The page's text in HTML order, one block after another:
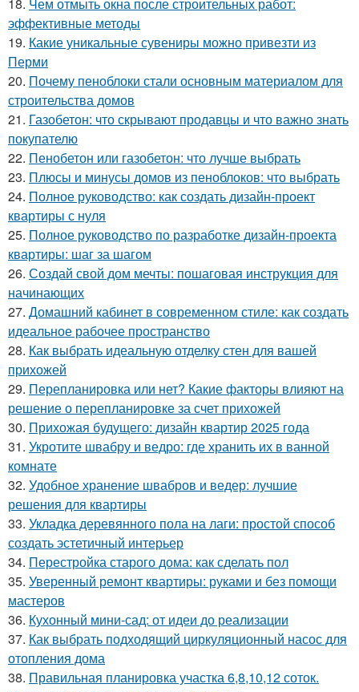
18. Чем отмыть окна после строительных работ:
эффективные методы
19. Какие уникальные сувениры можно привезти из
Перми
20. Почему пеноблоки стали основным материалом для
строительства домов
21. Газобетон: что скрывают продавцы и что важно знать
покупателю
22. Пенобетон или газобетон: что лучше выбрать
23. Плюсы и минусы домов из пеноблоков: что выбрать
24. Полное руководство: как создать дизайн-проект
квартиры с нуля
25. Полное руководство по разработке дизайн-проекта
квартиры: шаг за шагом
26. Создай свой дом мечты: пошаговая инструкция для
начинающих
27. Домашний кабинет в современном стиле: как создать
идеальное рабочее пространство
28. Как выбрать идеальную отделку стен для вашей
прихожей
29. Перепланировка или нет? Какие факторы влияют на
решение о перепланировке за счет прихожей
30. Прихожая будущего: дизайн квартир 2025 года
31. Укротите швабру и ведро: где хранить их в ванной
комнате
32. Удобное хранение швабров и ведер: лучшие
решения для квартиры
33. Укладка деревянного пола на лаги: простой способ
создать эстетичный интерьер
34. Перестройка старого дома: как сделать пол
35. Уверенный ремонт квартиры: руками и без помощи
мастеров
36. Кухонный мини-сад: от идеи до реализации
37. Как выбрать подходящий циркуляционный насос для
отопления дома
38. Правильная планировка участка 6,8,10,12 соток.